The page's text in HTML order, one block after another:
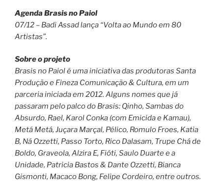
Agenda Brasis no Paiol
07/12 – Badi Assad lança “Volta ao Mundo em 80
Artistas”.
Sobre o projeto
Brasis no Paiol é uma iniciativa das produtoras Santa
Produção e Fineza Comunicação & Cultura, em um
parceria iniciada em 2012. Alguns nomes que já
passaram pelo palco do Brasis: Qinho, Sambas do
Absurdo, Rael, Karol Conka (com Emicida e Kamau),
Metá Metá, Juçara Marçal, Pélico, Romulo Froes, Katia
B, Ná Ozzetti, Passo Torto, Rico Dalasam, Trupe Chá de
Boldo, Graveola, Alzira E, Fióti, Saulo Duarte e a
Unidade, Patricia Bastos & Dante Ozzetti, Bianca
Gismonti, Macaco Bong, Felipe Cordeiro, entre outros.